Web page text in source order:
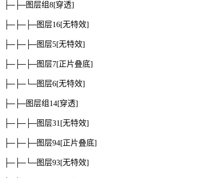
├─├─图层组8[穿透]
├─├─├─图层16[无特效]
├─├─├─图层5[无特效]
├─├─├─图层7[正片叠底]
├─├─└─图层6[无特效]
├─├─图层组14[穿透]
├─├─├─图层31 [无特效]
├─├─├─图层94[正片叠底]
├─├─└─图层93[无特效]